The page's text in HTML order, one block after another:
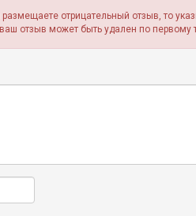
отрицательный отзыв, то
отзыв может быть удален по первому